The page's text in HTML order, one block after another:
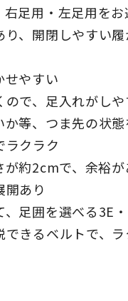
足用・左足用をお
、開閉しやすい
やすい
ので、足入れがし
か等、つま先の状
クラク
が約2cmで、余裕
あり
、足囲を選べる3E
きるベルトで、ラ